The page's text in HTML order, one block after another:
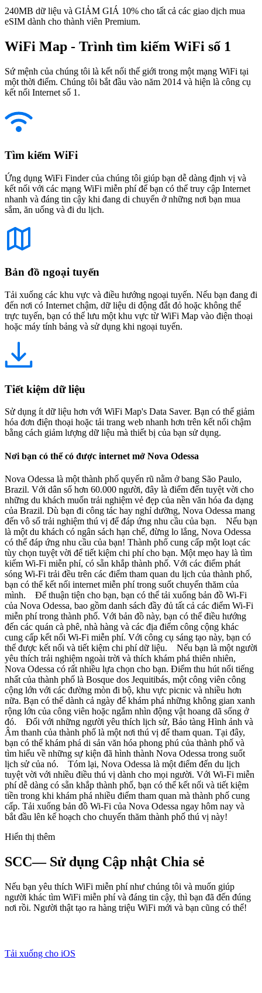
240MB dữ liệu và GIẢM GIÁ 10% cho tất cả các giao dịch mua
eSIM dành cho thành viên Premium.
WiFi Map - Trình tìm kiếm WiFi số 1
Sứ mệnh của chúng tôi là kết nối thế giới trong một mạng WiFi tại
một thời điểm. Chúng tôi bắt đầu vào năm 2014 và hiện là công cụ
kết nối Internet số 1.
Tìm kiếm WiFi
Ứng dụng WiFi Finder của chúng tôi giúp bạn dễ dàng định vị và
kết nối với các mạng WiFi miễn phí để bạn có thể truy cập Internet
nhanh và đáng tin cậy khi đang di chuyển ở những nơi bạn mua
sắm, ăn uống và đi du lịch.
Bản đồ ngoại tuyến
Tải xuống các khu vực và điều hướng ngoại tuyến. Nếu bạn đang đi
đến nơi có Internet chậm, dữ liệu di động đắt đỏ hoặc không thể
trực tuyến, bạn có thể lưu một khu vực từ WiFi Map vào điện thoại
hoặc máy tính bảng và sử dụng khi ngoại tuyến.
Tiết kiệm dữ liệu
Sử dụng ít dữ liệu hơn với WiFi Map's Data Saver. Bạn có thể giảm
hóa đơn điện thoại hoặc tải trang web nhanh hơn trên kết nối chậm
bằng cách giảm lượng dữ liệu mà thiết bị của bạn sử dụng.
Nơi bạn có thể có được internet mở Nova Odessa
Nova Odessa là một thành phố quyến rũ nằm ở bang São Paulo,
Brazil. Với dân số hơn 60.000 người, đây là điểm đến tuyệt vời cho
những du khách muốn trải nghiệm vẻ đẹp của nền văn hóa đa dạng
của Brazil. Dù bạn đi công tác hay nghỉ dưỡng, Nova Odessa mang
đến vô số trải nghiệm thú vị để đáp ứng nhu cầu của bạn. Nếu bạn
là một du khách có ngân sách hạn chế, đừng lo lắng, Nova Odessa
có thể đáp ứng nhu cầu của bạn! Thành phố cung cấp một loạt các
tùy chọn tuyệt vời để tiết kiệm chi phí cho bạn. Một mẹo hay là tìm
kiếm Wi-Fi miễn phí, có sẵn khắp thành phố. Với các điểm phát
sóng Wi-Fi trải đều trên các điểm tham quan du lịch của thành phố,
bạn có thể kết nối internet miễn phí trong suốt chuyến thăm của
mình. Để thuận tiện cho bạn, bạn có thể tải xuống bản đồ Wi-Fi
của Nova Odessa, bao gồm danh sách đầy đủ tất cả các điểm Wi-Fi
miễn phí trong thành phố. Với bản đồ này, bạn có thể điều hướng
đến các quán cà phê, nhà hàng và các địa điểm công cộng khác
cung cấp kết nối Wi-Fi miễn phí. Với công cụ sáng tạo này, bạn có
thể được kết nối và tiết kiệm chi phí dữ liệu. Nếu bạn là một người
yêu thích trải nghiệm ngoài trời và thích khám phá thiên nhiên,
Nova Odessa có rất nhiều lựa chọn cho bạn. Điểm thu hút nổi tiếng
nhất của thành phố là Bosque dos Jequitibás, một công viên công
cộng lớn với các đường mòn đi bộ, khu vực picnic và nhiều hơn
nữa. Bạn có thể dành cả ngày để khám phá những không gian xanh
rộng lớn của công viên hoặc ngắm nhìn động vật hoang dã sống ở
đó. Đối với những người yêu thích lịch sử, Bảo tàng Hình ảnh và
Âm thanh của thành phố là một nơi thú vị để tham quan. Tại đây,
bạn có thể khám phá di sản văn hóa phong phú của thành phố và
tìm hiểu về những sự kiện đã hình thành Nova Odessa trong suốt
lịch sử của nó. Tóm lại, Nova Odessa là một điểm đến du lịch
tuyệt vời với nhiều điều thú vị dành cho mọi người. Với Wi-Fi miễn
phí dễ dàng có sẵn khắp thành phố, bạn có thể kết nối và tiết kiệm
tiền trong khi khám phá nhiều điểm tham quan mà thành phố cung
cấp. Tải xuống bản đồ Wi-Fi của Nova Odessa ngay hôm nay và
bắt đầu lên kế hoạch cho chuyến thăm thành phố thú vị này!
Hiển thị thêm
SCC— Sử dụng Cập nhật Chia sẻ
Nếu bạn yêu thích WiFi miễn phí như chúng tôi và muốn giúp
người khác tìm WiFi miễn phí và đáng tin cậy, thì bạn đã đến đúng
nơi rồi. Người thật tạo ra hàng triệu WiFi mới và bạn cũng có thể!
Tải xuống cho iOS